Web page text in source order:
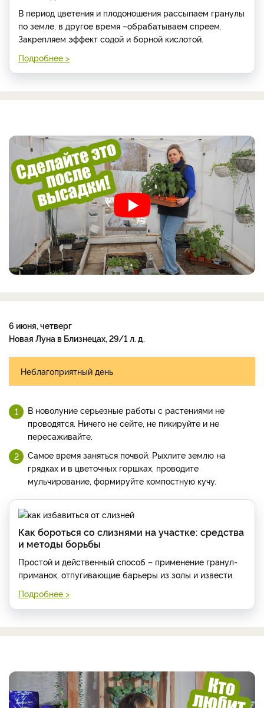
В период цветения и плодоношения рассыпаем гранулы
по земле, в другое время –обрабатываем спреем.
Закрепляем эффект содой и борной кислотой.
Подробнее >
6 июня, четверг
Новая Луна в Близнецах, 29/1 л. д.
Неблагоприятный день
В новолуние серьезные работы с растениями не
проводятся. Ничего не сейте, не пикируйте и не
пересаживайте.
Самое время заняться почвой. Рыхлите землю на
грядках и в цветочных горшках, проводите
мульчирование, формируйте компостную кучу.
Как бороться со слизнями на участке: средства
и методы борьбы
Простой и действенный способ – применение гранул-
приманок, отпугивающие барьеры из золы и извести.
Подробнее >